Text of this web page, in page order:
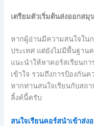
เตรียมตัวเริ่มต้นส่งออกสมุ
หากผู้อ่านมีความสนใจใน
ประเทศ แต่ยังไม่มีพื้นฐาน
แนะนำให้หาคอร์สเรียนกา
เข้าใจ รวมถึงการป้องกัน
หากท่านสนใจเรียนกับสถา
ลิ้งค์นี้ครับ
สนใจเรียนคอร์สนำเข้าส่ง